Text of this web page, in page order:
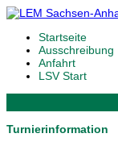
Startseite
Ausschreibung
Anfahrt
LSV Start
Turnierinformation